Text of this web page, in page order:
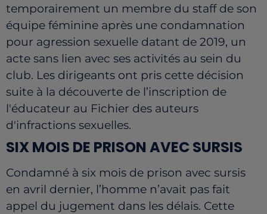
temporairement un membre du staff de son
équipe féminine après une condamnation
pour agression sexuelle datant de 2019, un
acte sans lien avec ses activités au sein du
club. Les dirigeants ont pris cette décision
suite à la découverte de l’inscription de
l'éducateur au Fichier des auteurs
d'infractions sexuelles.
SIX MOIS DE PRISON AVEC SURSIS
Condamné à six mois de prison avec sursis
en avril dernier, l’homme n’avait pas fait
appel du jugement dans les délais. Cette